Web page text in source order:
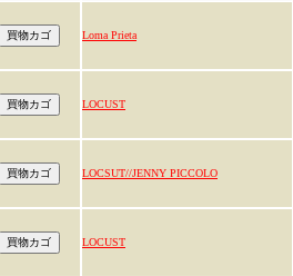
Loma Prieta
LOCUST
LOCSUT//JENNY PICCOLO
LOCUST